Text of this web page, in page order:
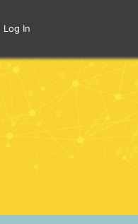
Log In